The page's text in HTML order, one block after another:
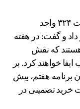
مدیرعامل آبفای کشور همچنین از فعالیت ۳۲۴ واحد
و گفت: در هفته
هستند که نقش
خواهند کرد. بر
برنامه هفتم، بیش
خرید تضمینی در